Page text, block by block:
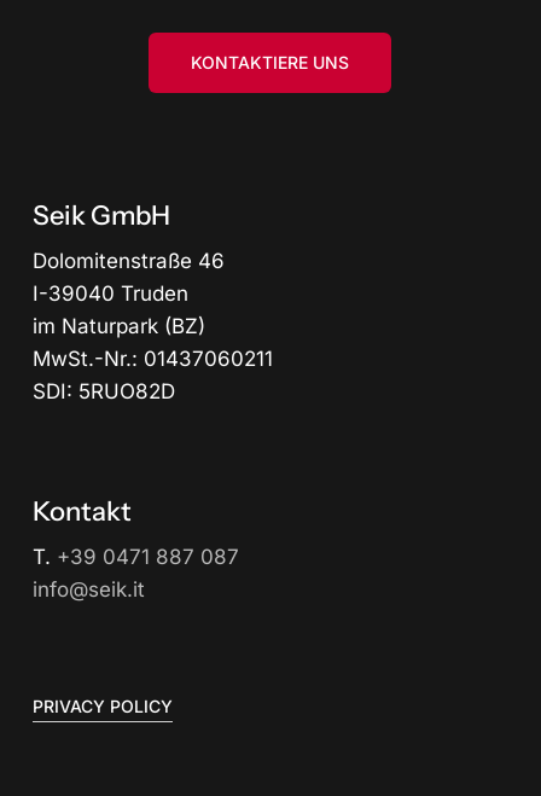
KONTAKTIERE UNS
Seik GmbH
Dolomitenstraße 46
I-39040 Truden
im Naturpark (BZ)
MwSt.-Nr.: 01437060211
SDI: 5RUO82D
Kontakt
T. +39 0471 887 087
info@seik.it
PRIVACY POLICY